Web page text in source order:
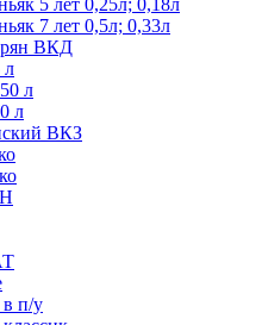
5 лет 0,25л; 0,18л
7 лет 0,5л; 0,33л
ВКД
л
л
л
ВКЗ
п/у